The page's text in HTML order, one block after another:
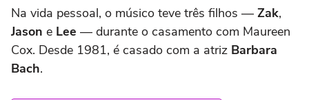
Na vida pessoal, o músico teve três filhos — Zak,
Jason e Lee — durante o casamento com Maureen
Cox. Desde 1981, é casado com a atriz Barbara
Bach.